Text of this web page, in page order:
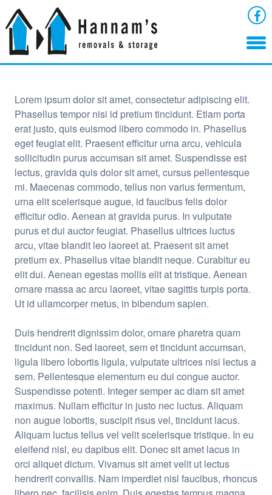
Lorem ipsum dolor sit amet, consectetur adipiscing elit.
Phasellus tempor nisi id pretium tincidunt. Etiam porta
erat justo, quis euismod libero commodo in. Phasellus
eget feugiat elit. Praesent efficitur urna arcu, vehicula
sollicitudin purus accumsan sit amet. Suspendisse est
lectus, gravida quis dolor sit amet, cursus pellentesque
mi. Maecenas commodo, tellus non varius fermentum,
urna elit scelerisque augue, id faucibus felis dolor
efficitur odio. Aenean at gravida purus. In vulputate
purus et dui auctor feugiat. Phasellus ultrices luctus
arcu, vitae blandit leo laoreet at. Praesent sit amet
pretium ex. Phasellus vitae blandit neque. Curabitur eu
elit dui. Aenean egestas mollis elit at tristique. Aenean
ornare massa ac arcu laoreet, vitae sagittis turpis porta.
Ut id ullamcorper metus, in bibendum sapien.
Duis hendrerit dignissim dolor, ornare pharetra quam
tincidunt non. Sed laoreet, sem et tincidunt accumsan,
ligula libero lobortis ligula, vulputate ultrices nisi lectus a
sem. Pellentesque elementum eu dui congue auctor.
Suspendisse potenti. Integer semper ac diam sit amet
maximus. Nullam efficitur in justo nec luctus. Aliquam
non augue lobortis, suscipit risus vel, tincidunt lacus.
Aliquam luctus tellus vel velit scelerisque tristique. In eu
eleifend nisl, eu dapibus elit. Donec sit amet lacus in
orci aliquet dictum. Vivamus sit amet velit ut lectus
hendrerit convallis. Nam imperdiet nisl faucibus, rhoncus